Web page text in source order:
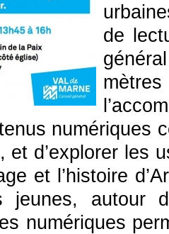
de
numériques
et d’explorer les
et l’histoire
jeunes, autour
numériques